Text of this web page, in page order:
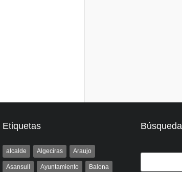
Etiquetas
alcalde Algeciras Araujo
Asansull Ayuntamiento Balona
Búsqueda